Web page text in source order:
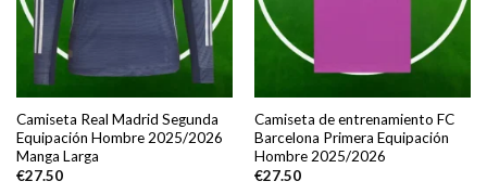
Camiseta Real Madrid Segunda
Equipación Hombre 2025/2026
Manga Larga
€27.50
Camiseta de entrenamiento FC
Barcelona Primera Equipación
Hombre 2025/2026
€27.50